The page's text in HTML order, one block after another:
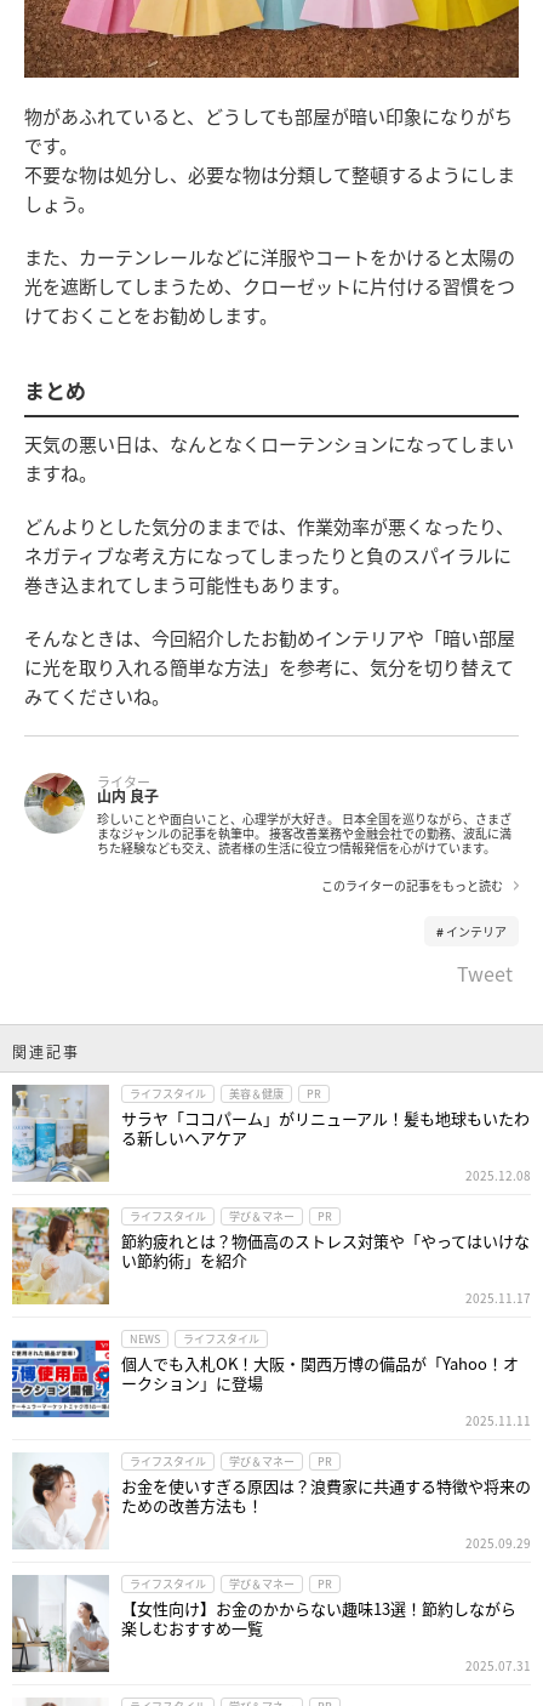
物があふれていると、どうしても部屋が暗い印象になりがち
です。
不要な物は処分し、必要な物は分類して整頓するようにしま
しょう。
また、カーテンレールなどに洋服やコートをかけると太陽の
光を遮断してしまうため、クローゼットに片付ける習慣をつ
けておくことをお勧めします。
まとめ
天気の悪い日は、なんとなくローテンションになってしまい
ますね。
どんよりとした気分のままでは、作業効率が悪くなったり、
ネガティブな考え方になってしまったりと負のスパイラルに
巻き込まれてしまう可能性もあります。
そんなときは、今回紹介したお勧めインテリアや「暗い部屋
に光を取り入れる簡単な方法」を参考に、気分を切り替えて
みてくださいね。
ライター
山内 良子
珍しいことや面白いこと、心理学が大好き。 日本全国を巡りながら、さまざ
まなジャンルの記事を執筆中。 接客改善業務や金融会社での勤務、波乱に満
ちた経験なども交え、読者様の生活に役立つ情報発信を心がけています。
このライターの記事をもっと読む
インテリア
Tweet
関連記事
ライフスタイル 美容＆健康 PR
サラヤ「ココパーム」がリニューアル！髪も地球もいたわ
る新しいヘアケア
2025.12.08
ライフスタイル 学び＆マネー PR
節約疲れとは？物価高のストレス対策や「やってはいけな
い節約術」を紹介
2025.11.17
NEWS ライフスタイル
個人でも入札OK！大阪・関西万博の備品が「Yahoo！オ
ークション」に登場
2025.11.11
ライフスタイル 学び＆マネー PR
お金を使いすぎる原因は？浪費家に共通する特徴や将来の
ための改善方法も！
2025.09.29
ライフスタイル 学び＆マネー PR
【女性向け】お金のかからない趣味13選！節約しながら
楽しむおすすめ一覧
2025.07.31